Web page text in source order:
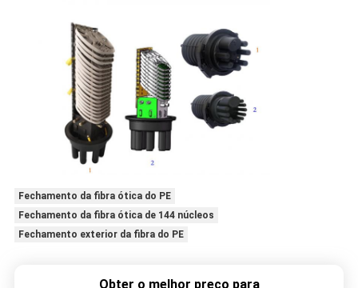
Fechamento da fibra ótica do PE
Fechamento da fibra ótica de 144 núcleos
Fechamento exterior da fibra do PE
Obter o melhor preço para